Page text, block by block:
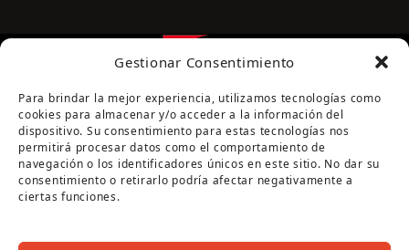
Gestionar Consentimiento
Para brindar la mejor experiencia, utilizamos tecnologías como
cookies para almacenar y/o acceder a la información del
dispositivo. Su consentimiento para estas tecnologías nos
permitirá procesar datos como el comportamiento de
navegación o los identificadores únicos en este sitio. No dar su
consentimiento o retirarlo podría afectar negativamente a
ciertas funciones.
Página cofinanciada por la Diputación de Córdoba